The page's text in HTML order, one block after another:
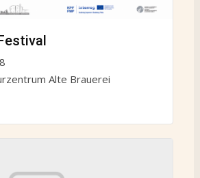
Alte Brauerei